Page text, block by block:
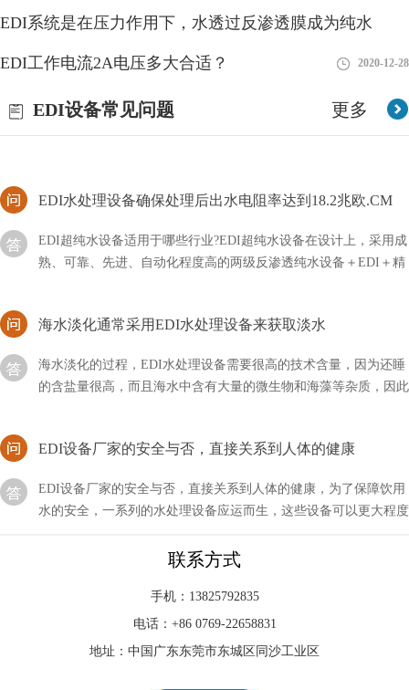
EDI系统是在压力作用下，水透过反渗透膜成为纯水
2018-08-28
EDI工作电流2A电压多大合适？ 2020-12-28
更多
EDI设备常见问题
可以分为哪几类？
edi出水电阻率一般多少？
电阻率被广泛应用来评估地下水资源的潜力和水文地质条件。了解
编辑出水电阻率的一般数值范围
熟、可靠、先进、自动化程度高的两级反渗透纯水设备＋EDI＋精
混床除盐水处理工艺，EDI水处理设备确保处理后
的含盐量很高，而且海水中含有大量的微生物和海藻等杂质，因此
我们通常使用蒸馏法和反渗透法相结合，来获取淡水
水的安全，一系列的水处理设备应运而生，这些设备可以更大程度
上保证用水的安全。还有一些工业用水，为了减少污染
edi由哪些部分组成？
EDI全名为电子脱离离子水设备是一种高度优秀的水处理技术，用
造等领域。EDI系统利用电化学过程将离子从水中去除
联系方式
手机：13825792835
电话：+86 0769-22658831
地址：中国广东东莞市东城区同沙工业区